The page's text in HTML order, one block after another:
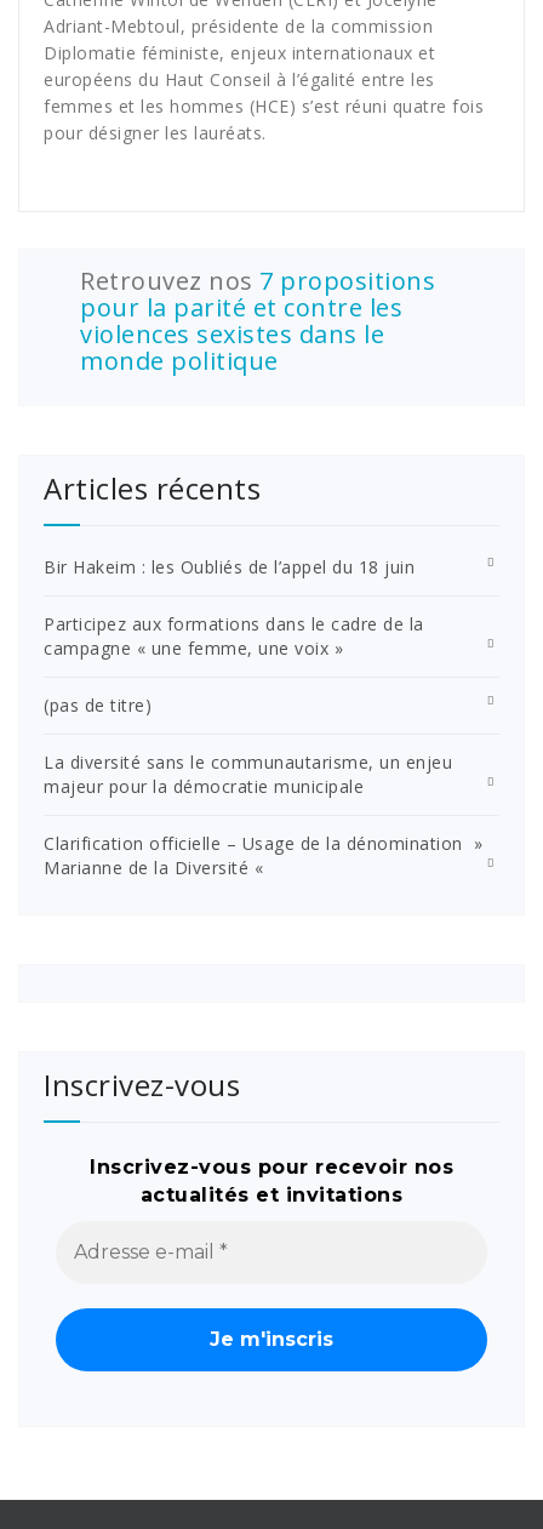
Adriant-Mebtoul, présidente de la commission
Diplomatie féministe, enjeux internationaux et
européens du Haut Conseil à l’égalité entre les
femmes et les hommes (HCE) s’est réuni quatre fois
pour désigner les lauréats.
Retrouvez nos 7 propositions
pour la parité et contre les
violences sexistes dans le
monde politique
Articles récents
Bir Hakeim : les Oubliés de l’appel du 18 juin
Participez aux formations dans le cadre de la
campagne « une femme, une voix »
(pas de titre)
La diversité sans le communautarisme, un enjeu
majeur pour la démocratie municipale
Clarification officielle – Usage de la dénomination »
Marianne de la Diversité «
Inscrivez-vous
Inscrivez-vous pour recevoir nos
actualités et invitations